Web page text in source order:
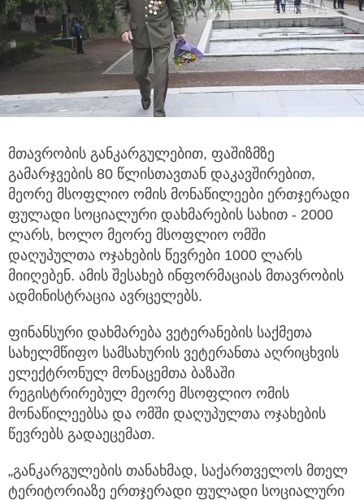
მთავრობის განკარგულებით, ფაშიზმზე
გამარჯვების 80 წლისთავთან დაკავშირებით,
მეორე მსოფლიო ომის მონაწილეები ერთჯერადი
ფულადი სოციალური დახმარების სახით - 2000
ლარს, ხოლო მეორე მსოფლიო ომში
დაღუპულთა ოჯახების წევრები 1000 ლარს
მიიღებენ. ამის შესახებ ინფორმაციას მთავრობის
ადმინისტრაცია ავრცელებს.
ფინანსური დახმარება ვეტერანების საქმეთა
სახელმწიფო სამსახურის ვეტერანთა აღრიცხვის
ელექტრონულ მონაცემთა ბაზაში
რეგისტრირებულ მეორე მსოფლიო ომის
მონაწილეებსა და ომში დაღუპულთა ოჯახების
წევრებს გადაეცემათ.
„განკარგულების თანახმად, საქართველოს მთელ
ტერიტორიაზე ერთჯერადი ფულადი სოციალური